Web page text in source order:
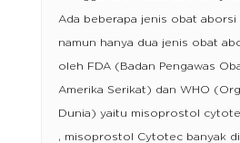
Ada beberapa jenis obat aborsi
namun hanya dua jenis obat
oleh FDA (Badan Pengawas
Amerika Serikat) dan WHO
Dunia) yaitu misoprostol
, misoprostol Cytotec banyak